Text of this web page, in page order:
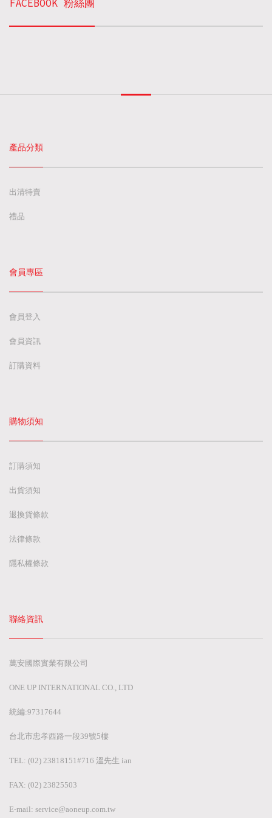
FACEBOOK 粉絲團
產品分類
出清特賣
禮品
會員專區
會員登入
會員資訊
訂購資料
購物須知
訂購須知
出貨須知
退換貨條款
法律條款
隱私權條款
聯絡資訊
萬安國際實業有限公司
ONE UP INTERNATIONAL CO., LTD
統編:97317644
台北市忠孝西路一段39號5樓
TEL: (02) 23818151#716 溫先生 ian
FAX: (02) 23825503
E-mail: service@aoneup.com.tw